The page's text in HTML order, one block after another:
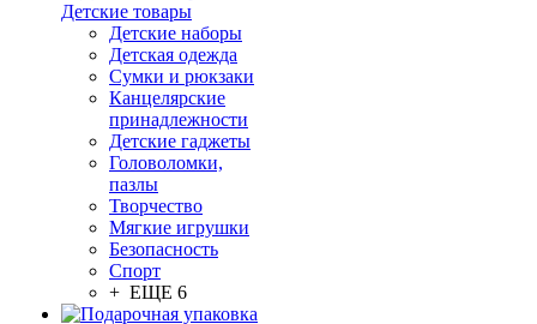
Детские товары
Детские наборы
Детская одежда
Сумки и рюкзаки
Канцелярские
принадлежности
Детские гаджеты
Головоломки,
пазлы
Творчество
Мягкие игрушки
Безопасность
Спорт
+ ЕЩЕ 6